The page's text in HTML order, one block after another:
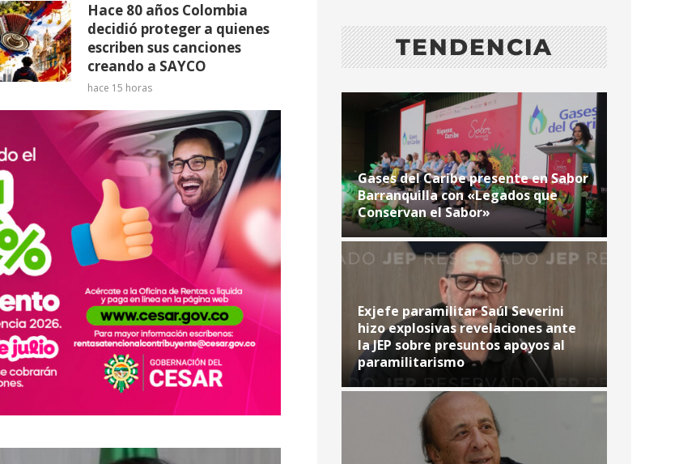
Hace 80 años Colombia
decidió proteger a quienes
escriben sus canciones
creando a SAYCO
hace 15 horas
TENDENCIA
Gases del Caribe presente en Sabor
Barranquilla con «Legados que
Conservan el Sabor»
Exjefe paramilitar Saúl Severini
hizo explosivas revelaciones ante
la JEP sobre presuntos apoyos al
paramilitarismo